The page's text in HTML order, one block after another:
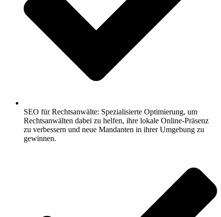
SEO für Rechtsanwälte: Spezialisierte Optimierung, um
Rechtsanwälten dabei zu helfen, ihre lokale Online-Präsenz
zu verbessern und neue Mandanten in ihrer Umgebung zu
gewinnen.